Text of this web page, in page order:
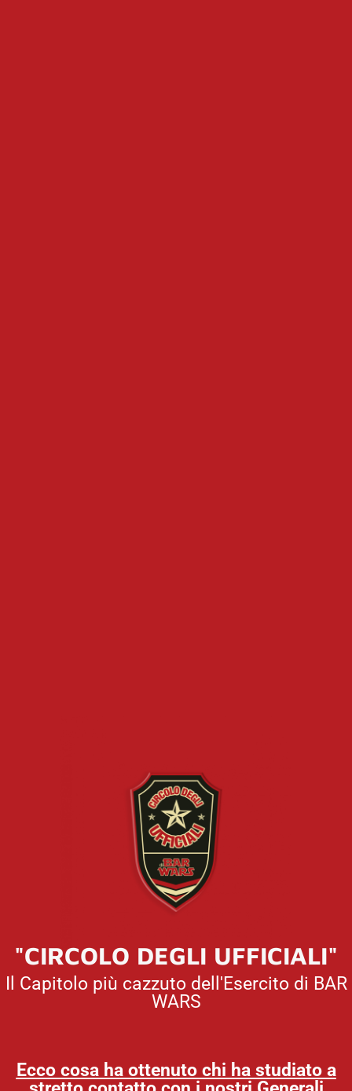
"CIRCOLO DEGLI UFFICIALI"
Il Capitolo più cazzuto dell'Esercito di BAR
WARS
Ecco cosa ha ottenuto chi ha studiato a